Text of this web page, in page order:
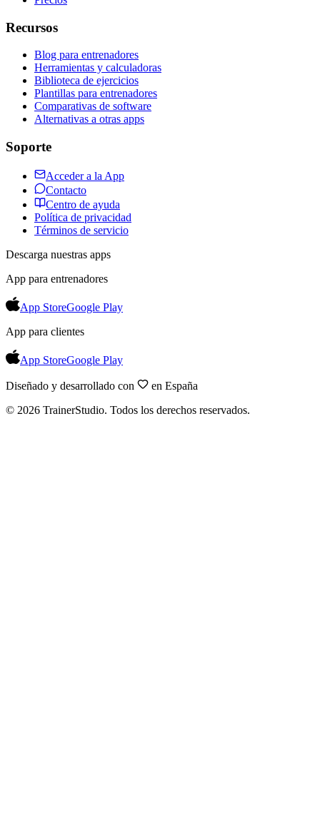
Recursos
Blog para entrenadores
Herramientas y calculadoras
Biblioteca de ejercicios
Plantillas para entrenadores
Comparativas de software
Alternativas a otras apps
Soporte
Acceder a la App
Contacto
Centro de ayuda
Política de privacidad
Términos de servicio
Descarga nuestras apps
App para entrenadores
App StoreGoogle Play
App para clientes
App StoreGoogle Play
Diseñado y desarrollado con
en España
© 2026 TrainerStudio. Todos los derechos reservados.